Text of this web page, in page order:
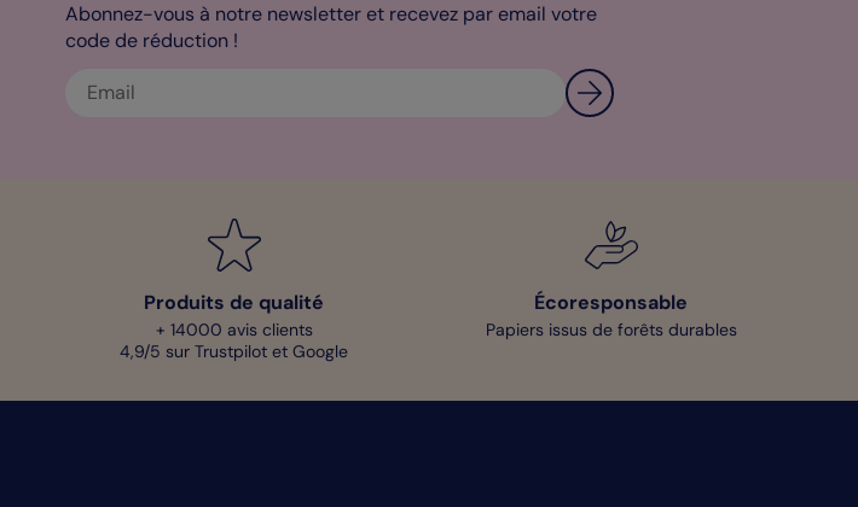
Abonnez-vous à notre newsletter et recevez par email votre
code de réduction !
Produits de qualité
+ 14000 avis clients
4,9/5 sur Trustpilot et Google
Écoresponsable
Papiers issus de forêts durables